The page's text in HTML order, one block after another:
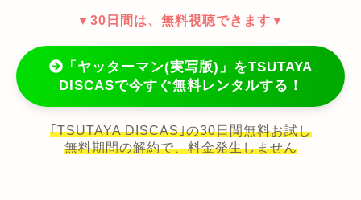
▼30日間は、無料視聴できます▼
「ヤッターマン(実写版)」をTSUTAYA
DISCASで今すぐ無料レンタルする！
｢TSUTAYA DISCAS｣の30日間無料お試し
無料期間の解約で、料金発生しません